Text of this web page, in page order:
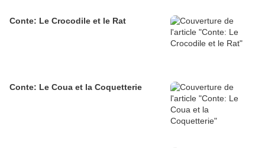
Conte: Le Crocodile et le Rat
Conte: Le Coua et la Coquetterie